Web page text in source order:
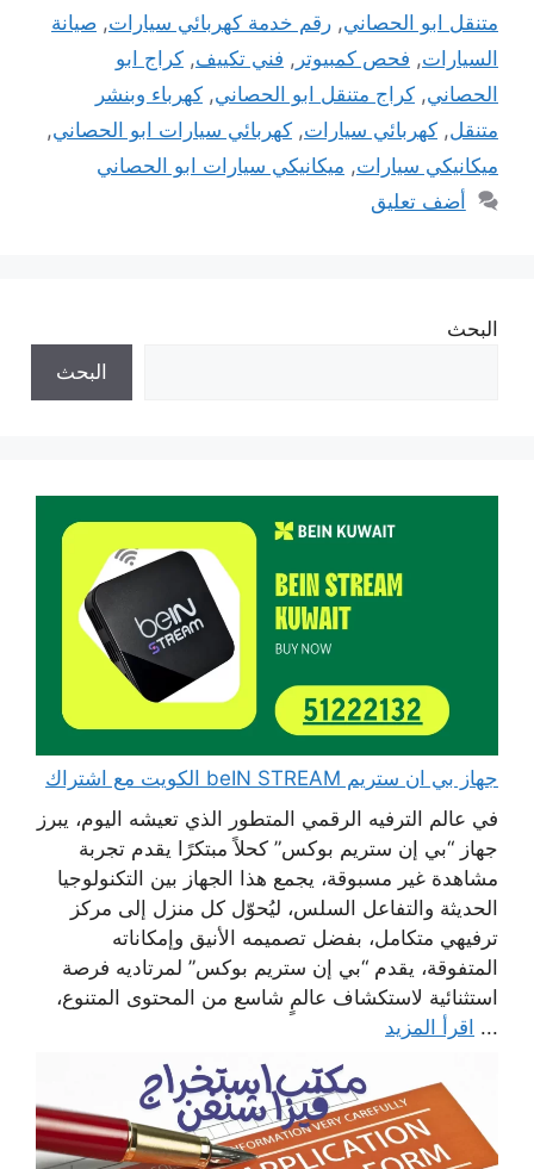
متنقل ابو الحصاني, رقم خدمة كهربائي سيارات, صيانة
السيارات, فحص كمبيوتر , فني تكييف, كراج ابو
الحصاني, كراج متنقل ابو الحصاني, كهرباء وبنشر
متنقل, كهربائي سيارات, كهربائي سيارات ابو الحصاني,
ميكانيكي سيارات, ميكانيكي سيارات ابو الحصاني
أضف تعليق
البحث
البحث
جهاز بي ان ستريم beIN STREAM الكويت مع اشتراك
في عالم الترفيه الرقمي المتطور الذي تعيشه اليوم، يبرز
جهاز “بي إن ستريم بوكس” كحلاً مبتكرًا يقدم تجربة
مشاهدة غير مسبوقة، يجمع هذا الجهاز بين التكنولوجيا
الحديثة والتفاعل السلس، ليُحوّل كل منزل إلى مركز
ترفيهي متكامل، بفضل تصميمه الأنيق وإمكاناته
المتفوقة، يقدم “بي إن ستريم بوكس” لمرتاديه فرصة
استثنائية لاستكشاف عالمٍ شاسع من المحتوى المتنوع،
... اقرأ المزيد